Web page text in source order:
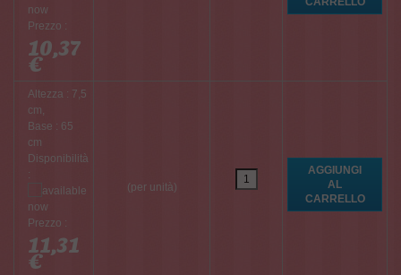
Prezzo :
10,37
€
Altezza : 7,5
cm,
Base : 65
cm
Disponibilità
:
Prezzo :
11,31
€
(per unità)